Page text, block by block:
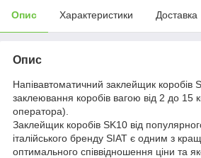
Опис Характеристики Доставка
Опис
Напівавтоматичний заклейщик коробів
заклеювання коробів вагою від 2 до 15
оператора).
Заклейщик коробів SK10 від
італійського бренду SIAT є одним з
оптимального співвідношення ціни та